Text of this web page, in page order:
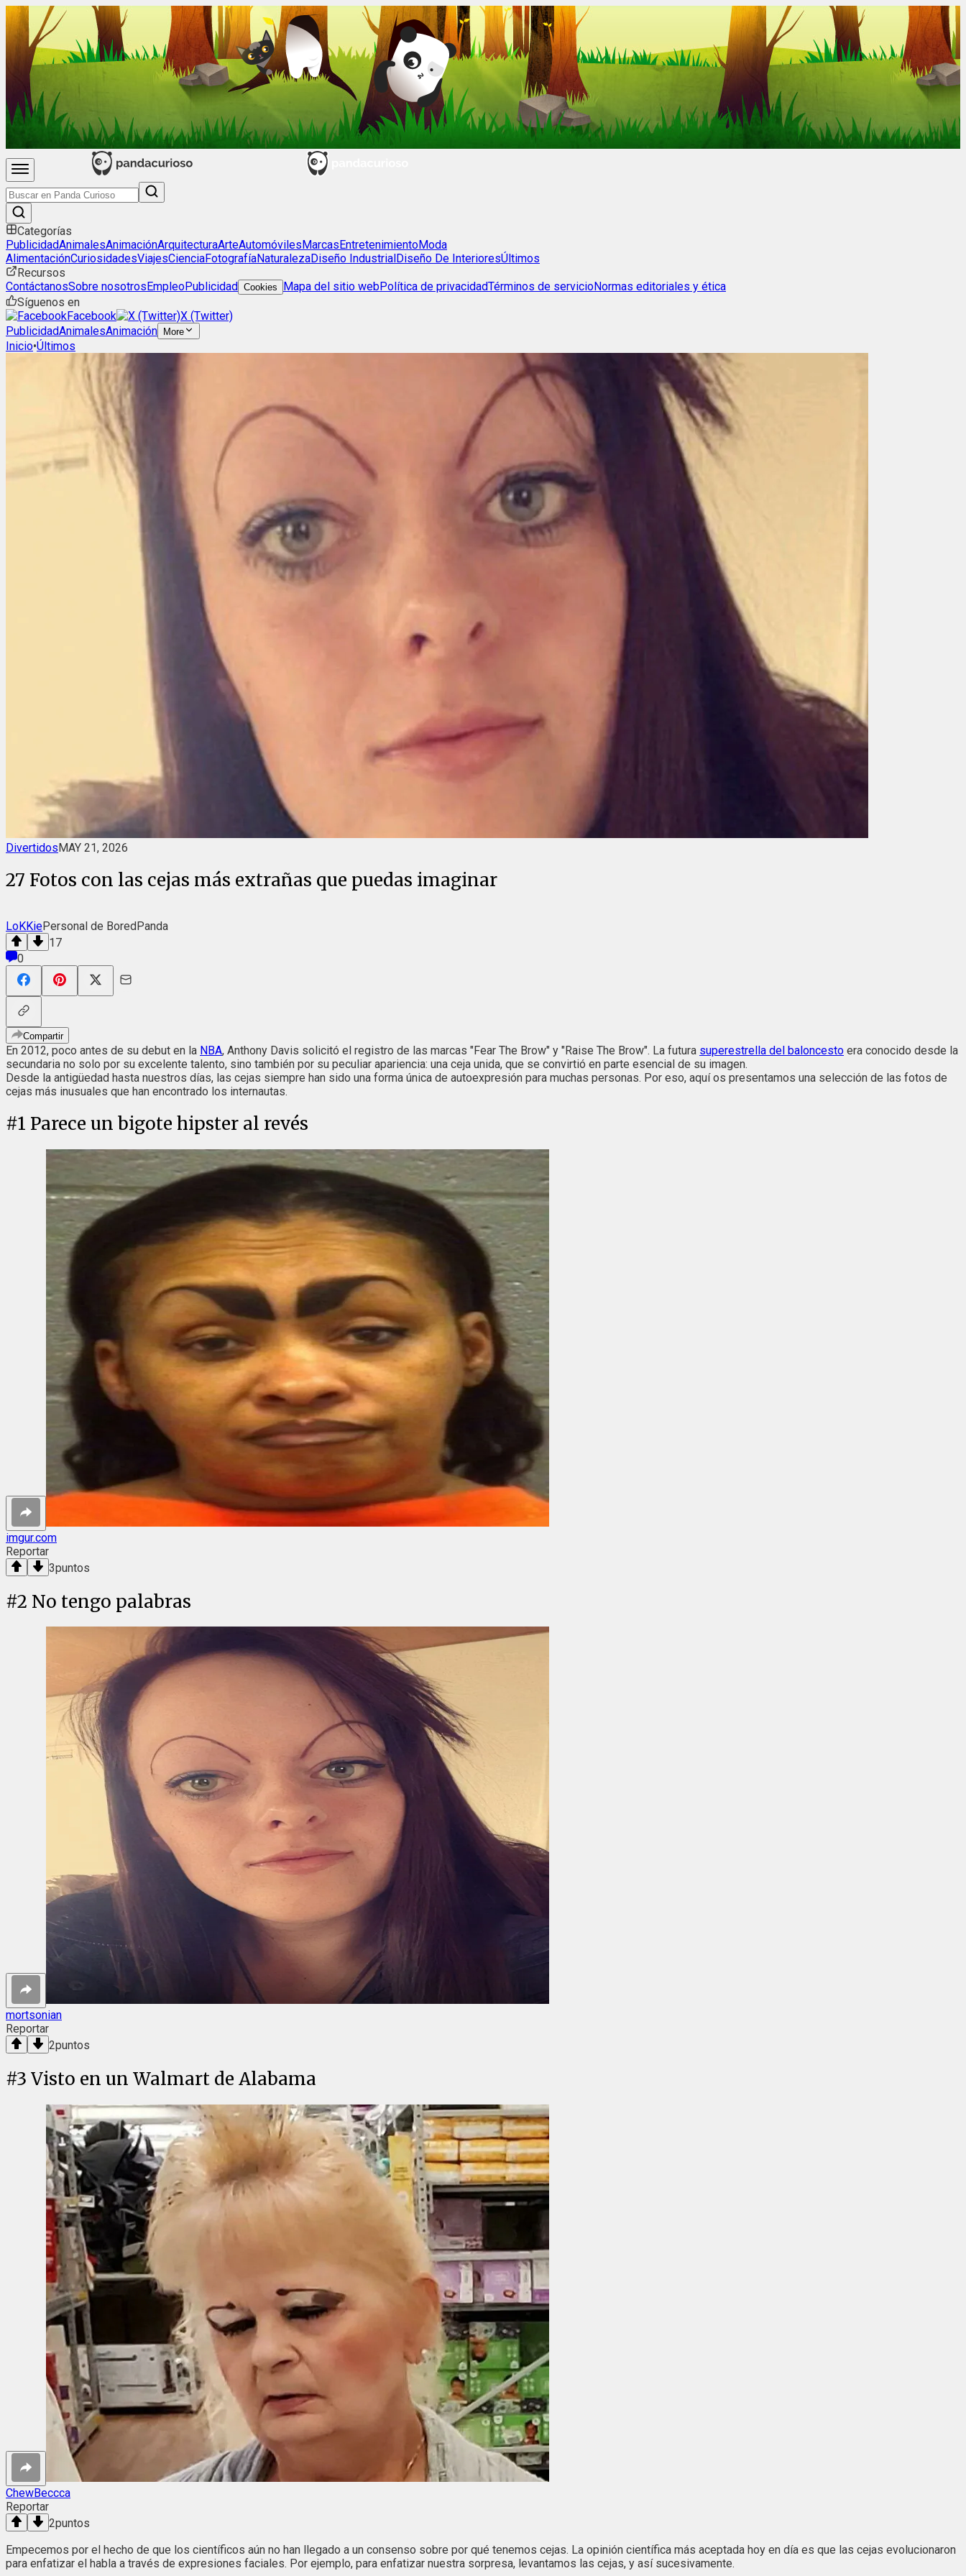
Categorías
PublicidadAnimalesAnimaciónArquitecturaArteAutomóvilesMarcasEntretenimientoModa
AlimentaciónCuriosidadesViajesCienciaFotografíaNaturalezaDiseño IndustrialDiseño De InterioresÚltimos
Recursos
ContáctanosSobre nosotrosEmpleoPublicidad Cookies Mapa del sitio webPolítica de privacidadTérminos de servicioNormas editoriales y ética
Síguenos en
Facebook
X (Twitter)
PublicidadAnimalesAnimación More
Inicio•Últimos
DivertidosMAY 21, 2026
27 Fotos con las cejas más extrañas que puedas imaginar
LoKKiePersonal de BoredPanda
17
0
Compartir
En 2012, poco antes de su debut en la NBA, Anthony Davis solicitó el registro de las marcas "Fear The Brow" y "Raise The Brow". La futura superestrella del baloncesto era conocido desde la
secundaria no solo por su excelente talento, sino también por su peculiar apariencia: una ceja unida, que se convirtió en parte esencial de su imagen.
Desde la antigüedad hasta nuestros días, las cejas siempre han sido una forma única de autoexpresión para muchas personas. Por eso, aquí os presentamos una selección de las fotos de
cejas más inusuales que han encontrado los internautas.
#1 Parece un bigote hipster al revés
imgur.com
Reportar
3puntos
#2 No tengo palabras
mortsonian
Reportar
2puntos
#3 Visto en un Walmart de Alabama
ChewBeccca
Reportar
2puntos
Empecemos por el hecho de que los científicos aún no han llegado a un consenso sobre por qué tenemos cejas. La opinión científica más aceptada hoy en día es que las cejas evolucionaron
para enfatizar el habla a través de expresiones faciales. Por ejemplo, para enfatizar nuestra sorpresa, levantamos las cejas, y así sucesivamente.